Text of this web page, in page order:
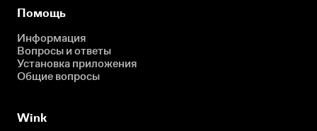
Помощь
Информация
Вопросы и ответы
Установка приложения
Общие вопросы
Wink